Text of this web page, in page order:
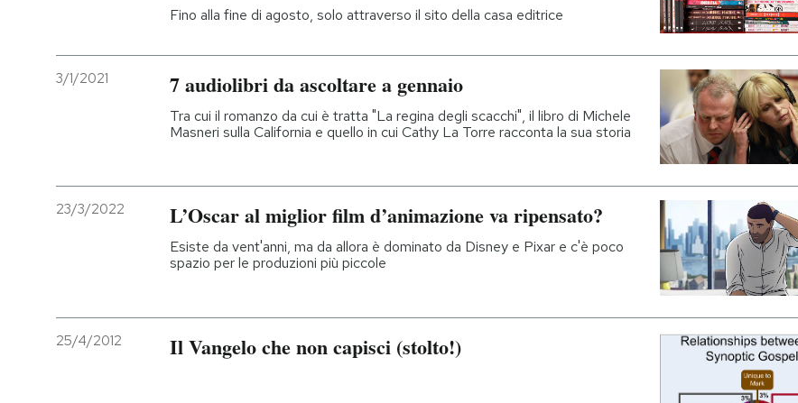
Fino alla fine di agosto, solo attraverso il sito della casa editrice
3/1/2021 7 audiolibri da ascoltare a gennaio
Tra cui il romanzo da cui è tratta "La regina degli scacchi", il libro di Michele
Masneri sulla California e quello in cui Cathy La Torre racconta la sua storia
23/3/2022 L’Oscar al miglior film d’animazione va ripensato?
Esiste da vent'anni, ma da allora è dominato da Disney e Pixar e c'è poco
spazio per le produzioni più piccole
25/4/2012 Il Vangelo che non capisci (stolto!)